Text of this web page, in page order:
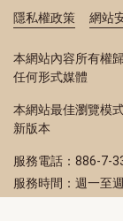
隱私權政策 網站
本網站內容所有權
任何形式媒體
本網站最佳瀏覽模
新版本
服務電話：886-7-
服務時間：週一至